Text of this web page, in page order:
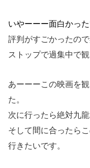
いやーーー面白かった
評判がすごかったの
ストップで過集中で
あーーーこの映画を
た。
次に行ったら絶対九
そして間に合ったら
行きたいです。